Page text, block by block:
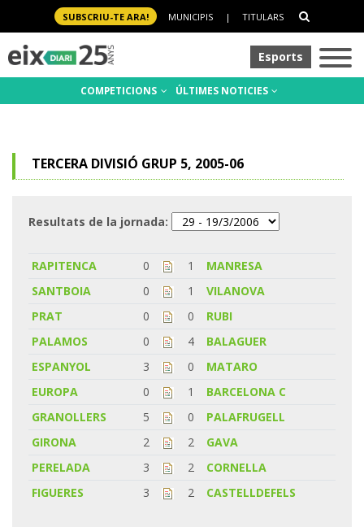
SUBSCRIU-TE ARA! MUNICIPIS | TITULARS
Esports
COMPETICIONS ÚLTIMES NOTICIES
TERCERA DIVISIÓ GRUP 5, 2005-06
Resultats de la jornada:
RAPITENCA 0 1
MANRESA
SANTBOIA
0 1
VILANOVA
PRAT
0 0
RUBI
PALAMOS
0 4
BALAGUER
ESPANYOL
3 0
MATARO
EUROPA
0 1
BARCELONA C
GRANOLLERS
5 0
PALAFRUGELL
GIRONA
2 2
GAVA
PERELADA
3 2
CORNELLA
FIGUERES
3 2 CASTELLDEFELS